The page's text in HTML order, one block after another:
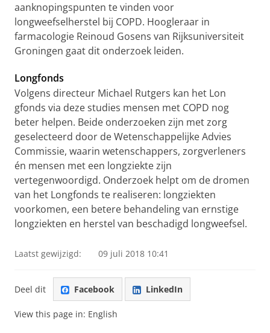
aanknopingspunten te vinden voor
longweefselherstel bij COPD. Hoogleraar in
farmacologie Reinoud Gosens van Rijksuniversiteit
Groningen gaat dit onderzoek leiden.
Longfonds
Volgens directeur Michael Rutgers kan het Lon​
gfonds via deze studies mensen met COPD nog
beter helpen. Beide onderzoeken zijn met zorg
geselecteerd door de Wetenschappelijke Advies
Commissie, waarin wetenschappers, zorgverleners
én mensen met een longziekte zijn
vertegenwoordigd. Onderzoek helpt om de dromen
van het Longfonds te realiseren: longziekten
voorkomen, een betere behandeling van ernstige
longziekten en herstel van beschadigd longweefsel.
Laatst gewijzigd: 09 juli 2018 10:41
Deel dit Facebook LinkedIn
View this page in: English